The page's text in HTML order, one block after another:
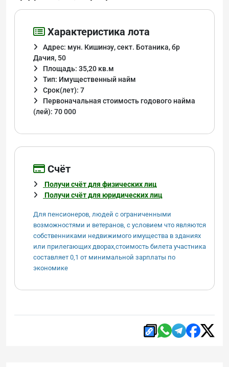
Характеристика лота
Адрес: мун. Кишинэу, сект. Ботаника, бр
Дачия, 50
Площадь: 35,20 кв.м
Тип: Имущественный найм
Срок(лет): 7
Первоначальная стоимость годового найма
(лей): 70 000
Cчёт
Получи счёт для физических лиц
Получи счёт для юридических лиц
Для пенсионеров, людей с ограниченными
возможностями и ветеранов, с условием что являются
собственниками недвижимого имущества в зданиях
или прилегающих дворах,стоимость билета участника
составляет 0,1 от минимальной зарплаты по
экономике